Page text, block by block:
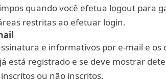
quando você efetua logout para
restritas ao efetuar login.
e informativos por e-mail e os
está registrado e se deve mostrar
ou não inscritos.